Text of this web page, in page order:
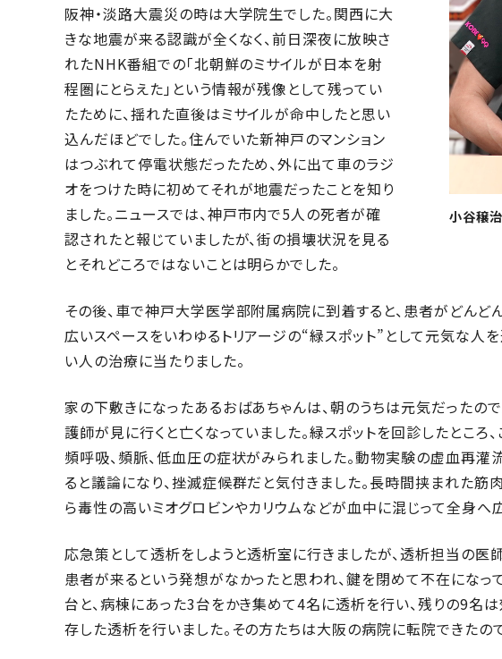
小谷穣
阪神・淡路大震災の時は大学院生でした。関西に大
きな地震が来る認識が全くなく、前日深夜に放映さ
れたNHK番組での「北朝鮮のミサイルが日本を射
程圏にとらえた」という情報が残像として残ってい
たために、揺れた直後はミサイルが命中したと思い
込んだほどでした。住んでいた新神戸のマンション
はつぶれて停電状態だったため、外に出て車のラジ
オをつけた時に初めてそれが地震だったことを知り
ました。ニュースでは、神戸市内で5人の死者が確
認されたと報じていましたが、街の損壊状況を見る
とそれどころではないことは明らかでした。
その後、車で神戸大学医学部附属病院に到着すると、患者がどんど
広いスペースをいわゆるトリアージの“緑スポット”として元気な人
い人の治療に当たりました。
家の下敷きになったあるおばあちゃんは、朝のうちは元気だったの
護師が見に行くと亡くなっていました。緑スポットを回診したところ
頻呼吸、頻脈、低血圧の症状がみられました。動物実験の虚血再灌
ると議論になり、挫滅症候群だと気付きました。長時間挟まれた筋
ら毒性の高いミオグロビンやカリウムなどが血中に混じって全身へ
応急策として透析をしようと透析室に行きましたが、透析担当の
患者が来るという発想がなかったと思われ、鍵を閉めて不在になっ
台と、病棟にあった3台をかき集めて4名に透析を行い、残りの9名
存した透析を行いました。その方たちは大阪の病院に転院できたの